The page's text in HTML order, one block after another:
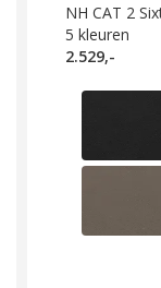
NH CAT 2
5 kleuren
2.529,-